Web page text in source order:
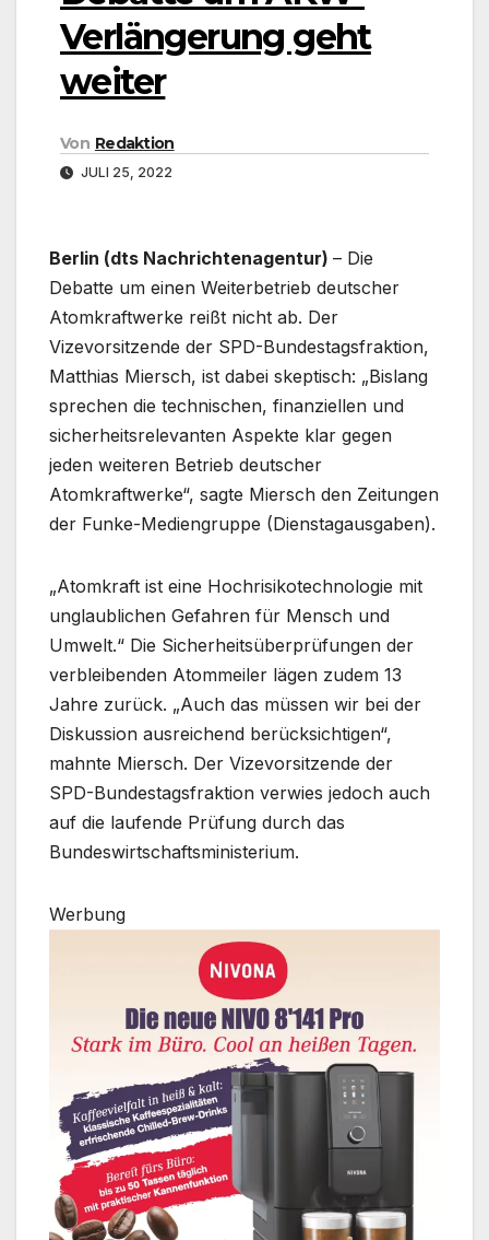
Verlängerung geht
weiter
Von Redaktion
JULI 25, 2022
Berlin (dts Nachrichtenagentur) – Die
Debatte um einen Weiterbetrieb deutscher
Atomkraftwerke reißt nicht ab. Der
Vizevorsitzende der SPD-Bundestagsfraktion,
Matthias Miersch, ist dabei skeptisch: „Bislang
sprechen die technischen, finanziellen und
sicherheitsrelevanten Aspekte klar gegen
jeden weiteren Betrieb deutscher
Atomkraftwerke“, sagte Miersch den Zeitungen
der Funke-Mediengruppe (Dienstagausgaben).
„Atomkraft ist eine Hochrisikotechnologie mit
unglaublichen Gefahren für Mensch und
Umwelt.“ Die Sicherheitsüberprüfungen der
verbleibenden Atommeiler lägen zudem 13
Jahre zurück. „Auch das müssen wir bei der
Diskussion ausreichend berücksichtigen“,
mahnte Miersch. Der Vizevorsitzende der
SPD-Bundestagsfraktion verwies jedoch auch
auf die laufende Prüfung durch das
Bundeswirtschaftsministerium.
Werbung